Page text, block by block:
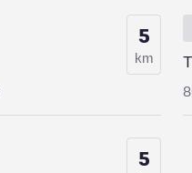
5
km
5